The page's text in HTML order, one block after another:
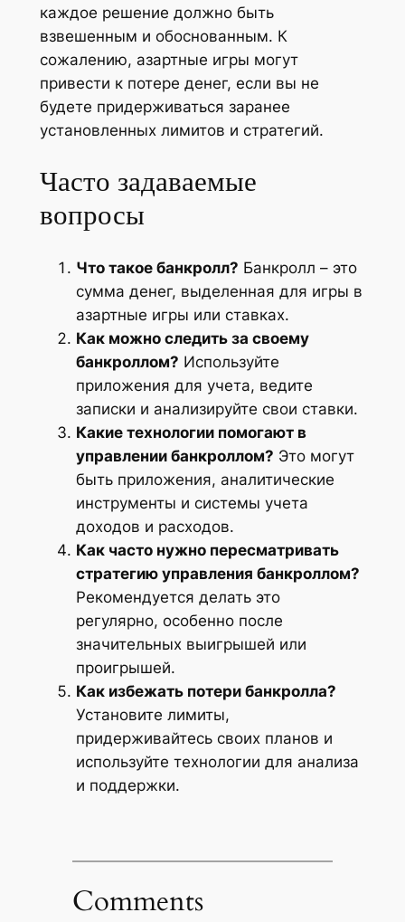
каждое решение должно быть
взвешенным и обоснованным. К
сожалению, азартные игры могут
привести к потере денег, если вы не
будете придерживаться заранее
установленных лимитов и стратегий.
Часто задаваемые
вопросы
Что такое банкролл? Банкролл – это
сумма денег, выделенная для игры в
азартные игры или ставках.
Как можно следить за своему
банкроллом? Используйте
приложения для учета, ведите
записки и анализируйте свои ставки.
Какие технологии помогают в
управлении банкроллом? Это могут
быть приложения, аналитические
инструменты и системы учета
доходов и расходов.
Как часто нужно пересматривать
стратегию управления банкроллом?
Рекомендуется делать это
регулярно, особенно после
значительных выигрышей или
проигрышей.
Как избежать потери банкролла?
Установите лимиты,
придерживайтесь своих планов и
используйте технологии для анализа
и поддержки.
Comments